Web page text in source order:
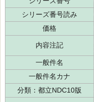
シリーズ番号読み
価格
内容注記
一般件名
一般件名カナ
分類：都立NDC10版